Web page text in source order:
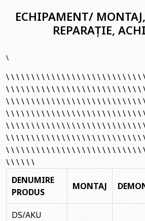
ECHIPAMENT/
REPARAȚIE,
\
\ \ \ \ \ \ \ \ \ \ \ \ \ \ \ \ \ \ \ \ \ \ \ \ \ \ \
\ \ \ \ \ \ \ \ \ \ \ \ \ \ \ \ \ \ \ \ \ \ \ \ \ \ \
\ \ \ \ \ \ \ \ \ \ \ \ \ \ \ \ \ \ \ \ \ \ \ \ \ \ \
\ \ \ \ \ \ \ \ \ \ \ \ \ \ \ \ \ \ \ \ \ \ \ \ \ \ \
\ \ \ \ \ \ \ \ \ \ \ \ \ \ \ \ \ \ \ \ \ \ \ \ \ \ \
\ \ \ \ \ \ \ \ \ \ \ \ \ \ \ \ \ \ \ \ \ \ \ \ \ \ \
\ \ \ \ \ \ \ \ \ \ \ \ \ \ \ \ \ \ \ \ \ \ \ \ \ \ \
\ \ \ \ \ \
DENUMIRE
PRODUS
MONTAJ
DS/AKU